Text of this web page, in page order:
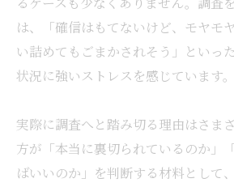
は、「確信はもてないけど、モヤモ
い詰めてもごまかされそう」といっ
状況に強いストレスを感じています。
実際に調査へと踏み切る理由はさま
方が「本当に裏切られているのか」
ばいいのか」を判断する材料として